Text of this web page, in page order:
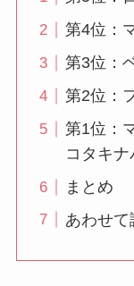
第4位：
第3位：
第2位：
第1位：
コタキナ
まとめ
あわせて